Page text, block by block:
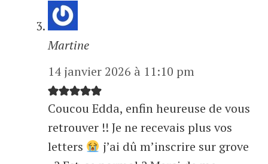
Martine
14 janvier 2026 à 11:10 pm
Coucou Edda, enfin heureuse de vous
retrouver !! Je ne recevais plus vos
letters
j’ai dû m’inscrire sur grove